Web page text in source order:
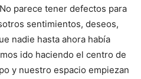
parece tener defectos para
sentimien­tos, deseos,
nadie hasta ahora había
ido haciendo el centro de
y nuestro espacio empiezan